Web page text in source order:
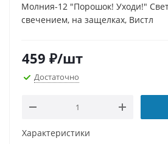
Молния-12 "Порошок! Уходи!"
свечением, на защелках, Вистл
459 ₽/шт
Достаточно
Характеристики